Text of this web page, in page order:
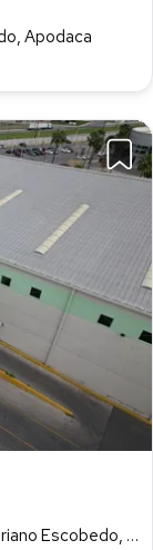
Apodaca
Miguel Aleman, Aeropuerto Internacional Mariano Escobedo, Apodaca